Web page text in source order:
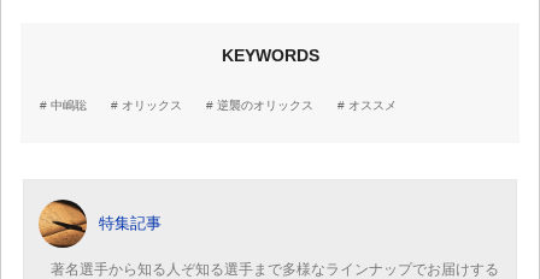
KEYWORDS
中嶋聡 オリックス 逆襲のオリックス オススメ
特集記事
著名選手から知る人ぞ知る選手まで多様なラインナップでお届けする